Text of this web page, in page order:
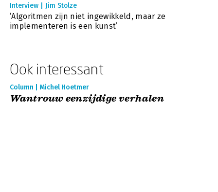
Interview | Jim Stolze
‘Algoritmen zijn niet ingewikkeld, maar ze
implementeren is een kunst’
Ook interessant
Column | Michel Hoetmer
Wantrouw eenzijdige verhalen